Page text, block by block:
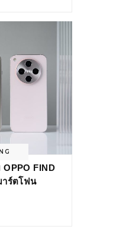
FIND
าร์ตโฟน